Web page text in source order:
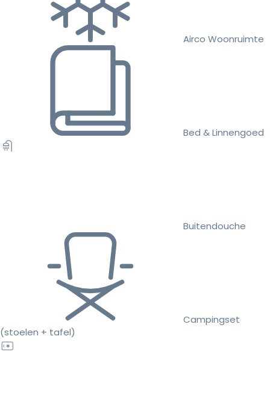
Airco Woonruimte
Bed & Linnengoed
Buitendouche
Campingset
(stoelen + tafel)